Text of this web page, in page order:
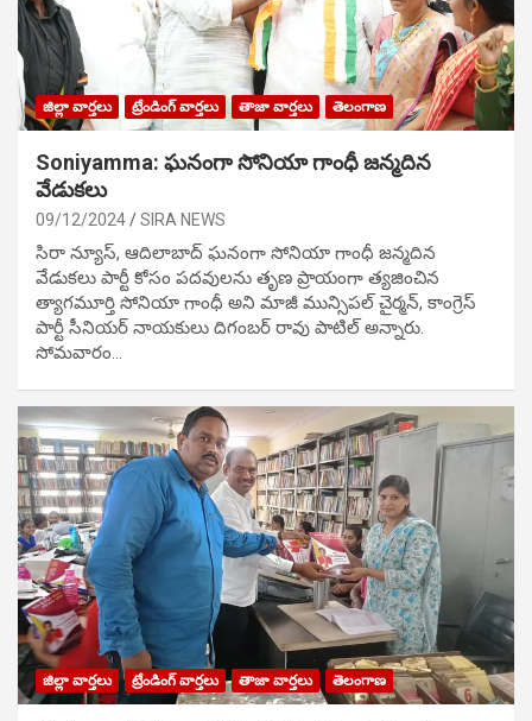
జిల్లా వార్తలు ట్రేండింగ్ వార్తలు తాజా వార్తలు తెలంగాణ
Soniyamma: ఘ‌నంగా సోనియా గాంధీ జ‌న్మ‌దిన
వేడుక‌లు
09/12/2024 SIRA NEWS
సిరా న్యూస్, ఆదిలాబాద్ ఘ‌నంగా సోనియా గాంధీ జ‌న్మ‌దిన
వేడుక‌లు పార్టీ కోసం ప‌ద‌వుల‌ను తృణ ప్రాయంగా త్య‌జించిన
త్యాగమూర్తి సోనియా గాంధీ అని మాజీ మున్సిప‌ల్ చైర్మ‌న్, కాంగ్రెస్
పార్టీ సీనియ‌ర్ నాయ‌కులు దిగంబ‌ర్ రావు పాటిల్ అన్నారు.
సోమవారం…
జిల్లా వార్తలు ట్రేండింగ్ వార్తలు తాజా వార్తలు తెలంగాణ